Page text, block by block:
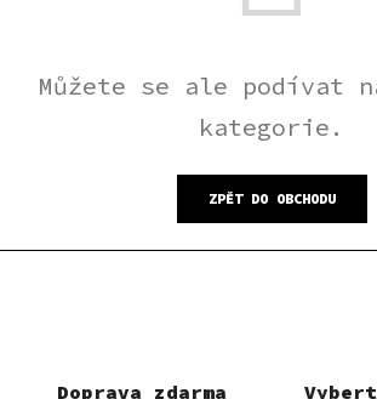
Můžete se ale podívat
kategorie.
ZPĚT DO OBCHODU
Doprava zdarma